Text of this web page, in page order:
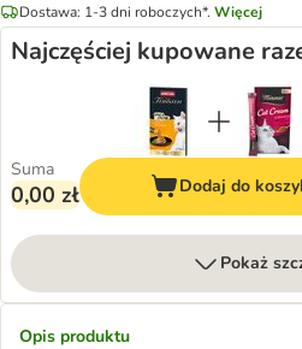
Dostawa: 1-3 dni roboczych*. Więcej
Najczęściej kupowane
Suma
0,00 zł Dodaj do
Pokaż
Opis produktu